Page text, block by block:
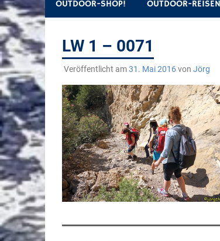
OUTDOOR-SHOP! OUTDOOR-
LW 1 – 0071
Veröffentlicht am31. Mai 2016von Jörg